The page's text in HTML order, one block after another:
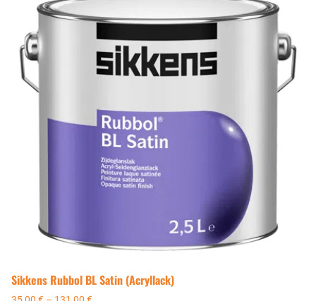
Sikkens Rubbol BL Satin (Acryllack)